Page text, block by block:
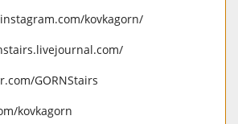
kovkagorn/
GORNStairs
kovkagorn